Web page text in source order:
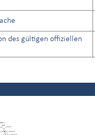
des gültigen offiziellen